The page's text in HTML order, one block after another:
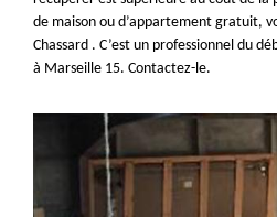
de maison ou d’appartement gratuit,
Chassard . C’est un professionnel du
à Marseille 15. Contactez-le.